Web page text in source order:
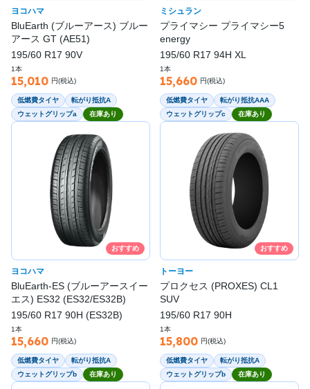
ヨコハマ
BluEarth (ブルーアース) ブルー
アース GT (AE51)
195/60 R17 90V
1本
15,010 円(税込)
低燃費タイヤ
転がり抵抗A
ウェットグリップa
在庫あり
ミシュラン
プライマシー プライマシー5
energy
195/60 R17 94H XL
1本
15,660 円(税込)
低燃費タイヤ
転がり抵抗AAA
ウェットグリップc
在庫あり
おすすめ
ヨコハマ
BluEarth-ES (ブルーアースイー
エス) ES32 (ES32/ES32B)
195/60 R17 90H (ES32B)
1本
15,660 円(税込)
低燃費タイヤ
転がり抵抗A
ウェットグリップb
在庫あり
おすすめ
トーヨー
プロクセス (PROXES) CL1
SUV
195/60 R17 90H
1本
15,800 円(税込)
低燃費タイヤ
転がり抵抗A
ウェットグリップb
在庫あり